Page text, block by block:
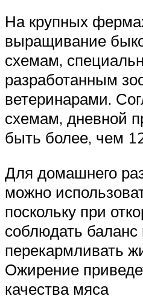
На крупных
выращивание
схемам,
разработанным
ветеринарами.
схемам, дневной
быть более, чем
Для домашнего
можно
поскольку при
соблюдать баланс
перекармливать
Ожирение
качества мяса